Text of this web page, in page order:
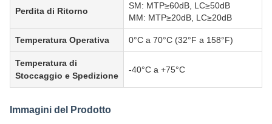
Perdita di Ritorno
SM: MTP≥60dB, LC≥50dB
MM: MTP≥20dB, LC≥20dB
Temperatura Operativa 0°C a 70°C (32°F a 158°F)
Temperatura di
Stoccaggio e Spedizione
-40°C a +75°C
Immagini del Prodotto